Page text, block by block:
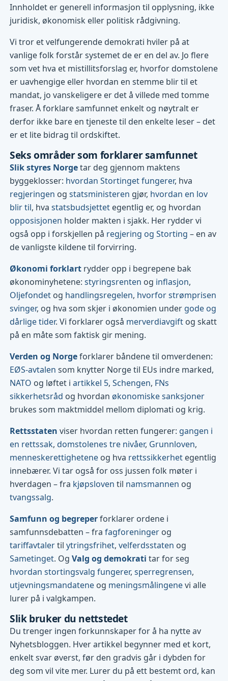
Innholdet er generell informasjon til opplysning, ikke
juridisk, økonomisk eller politisk rådgivning.
Vi tror et velfungerende demokrati hviler på at
vanlige folk forstår systemet de er en del av. Jo flere
som vet hva et mistillitsforslag er, hvorfor domstolene
er uavhengige eller hvordan en stemme blir til et
mandat, jo vanskeligere er det å villede med tomme
fraser. Å forklare samfunnet enkelt og nøytralt er
derfor ikke bare en tjeneste til den enkelte leser – det
er et lite bidrag til ordskiftet.
Seks områder som forklarer samfunnet
Slik styres Norgetar deg gjennom maktens
byggeklosser: hvordan Stortinget fungerer, hva
regjeringen ogstatsministeren gjør, hvordan en lov
blir til, hvastatsbudsjettet egentlig er, og hvordan
opposisjonen holder makten i sjakk. Her rydder vi
også opp i forskjellen på regjering og Storting – en av
de vanligste kildene til forvirring.
Økonomi forklart rydder opp i begrepene bak
økonominyhetene:styringsrenten og inflasjon,
Oljefondet og handlingsregelen, hvorfor strømprisen
svinger, og hva som skjer i økonomien under gode og
dårlige tider. Vi forklarer også merverdiavgift og skatt
på en måte som faktisk gir mening.
Verden og Norgeforklarer båndene til omverdenen:
EØS-avtalen som knytter Norge til EUs indre marked,
NATO og løftet iartikkel 5,Schengen, FNs
sikkerhetsråd og hvordan økonomiske sanksjoner
brukes som maktmiddel mellom diplomati og krig.
Rettsstaten viser hvordan retten fungerer: gangen i
en rettssak,domstolenes tre nivåer, Grunnloven,
menneskerettighetene og hva rettssikkerhet egentlig
innebærer. Vi tar også for oss jussen folk møter i
hverdagen – fra kjøpsloven til namsmannen og
tvangssalg.
Samfunn og begreperforklarer ordene i
samfunnsdebatten – frafagforeninger og
tariffavtalertilytringsfrihet,velferdsstaten og
Sametinget. OgValg og demokrati tar for seg
hvordan stortingsvalg fungerer,sperregrensen,
utjevningsmandatene og meningsmålingenevi alle
lurer på i valgkampen.
Slik bruker du nettstedet
Du trenger ingen forkunnskaper for å ha nytte av
Nyhetsbloggen. Hver artikkel begynner med et kort,
enkelt svar øverst, før den gradvis går i dybden for
deg som vil vite mer. Lurer du på ett bestemt ord, kan